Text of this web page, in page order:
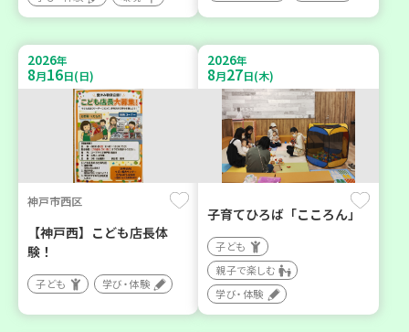
2026年
8月16日(日)
神戸市西区
【神戸西】こども店長体
験！
子ども 学び・体験
2026年
8月27日(木)
子育てひろば「こころん」
子ども
親子で楽しむ
学び・体験